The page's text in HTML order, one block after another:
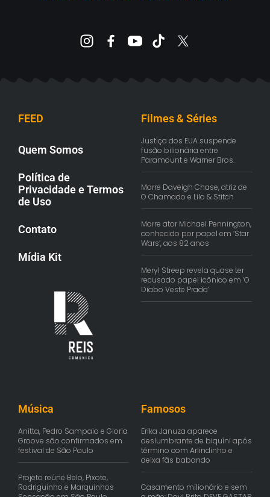
FEED
Quem Somos
Política de
Privacidade e Termos
de Uso
Contato
Mídia Kit
Filmes & Séries
Justiça dos EUA suspende
fusão bilionária entre
Paramount e Warner Bros.
Morre Daveigh Chase, atriz de
O Chamado e Lilo & Stitch
Morre ator Michael Pennington,
conhecido por papel em ‘Star
Wars’, aos 82 anos
Meryl Streep revela quase ter
recusado papel icônico em ‘O
Diabo Veste Prada’
Música
Anitta, Pedro Sampaio e Gloria
Groove são confirmados em
festival de São Paulo
Projeto reúne Belo, Pixote,
Rodriguinho e Marquinhos
Famosos
Erika Januza aparece
deslumbrante de biquíni após
término com Arlindinho e
deixa fãs babando
Casamento milionário e sem